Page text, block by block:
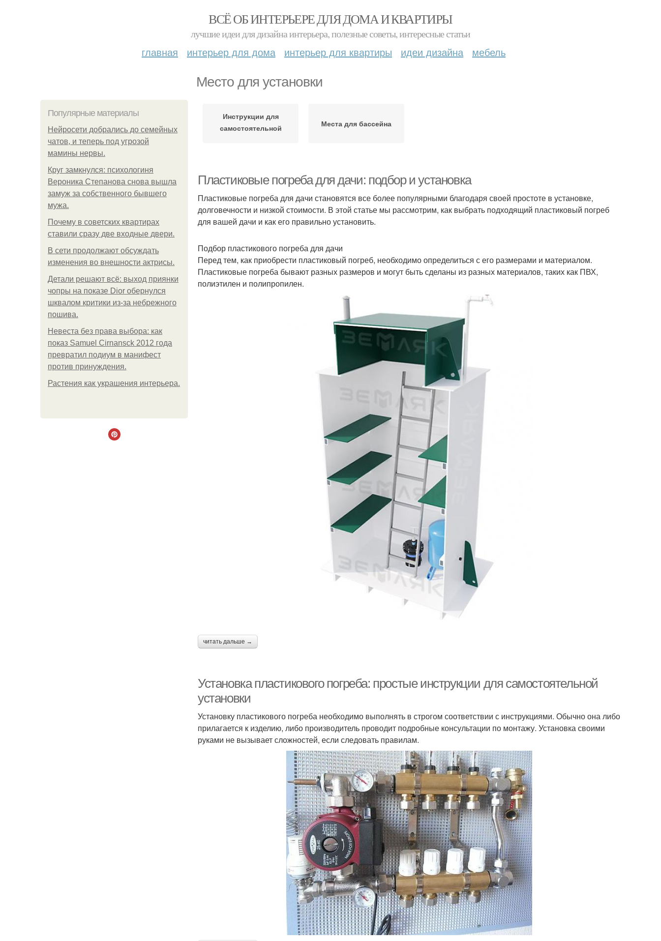
ВСЁ ОБ ИНТЕРЬЕРЕ ДЛЯ ДОМА И КВАРТИРЫ
лучшие идеи для дизайна интерьера, полезные советы, интересные статьи
главная интерьер для дома интерьер для квартиры идеи дизайна мебель
Место для установки
Популярные материалы
Нейросети добрались до семейных
чатов, и теперь под угрозой
мамины нервы.
Круг замкнулся: психологиня
Вероника Степанова снова вышла
замуж за собственного бывшего
мужа.
Почему в советских квартирах
ставили сразу две входные двери.
В сети продолжают обсуждать
изменения во внешности актрисы.
Детали решают всё: выход приянки
чопры на показе Dior обернулся
шквалом критики из-за небрежного
пошива.
Невеста без права выбора: как
показ Samuel Cirnansck 2012 года
превратил подиум в манифест
против принуждения.
Растения как украшения интерьера.
Инструкции для
самостоятельной
Места для бассейна
Пластиковые погреба для дачи: подбор и установка
Пластиковые погреба для дачи становятся все более популярными благодаря своей простоте в установке,
долговечности и низкой стоимости. В этой статье мы рассмотрим, как выбрать подходящий пластиковый погреб
для вашей дачи и как его правильно установить.
Подбор пластикового погреба для дачи
Перед тем, как приобрести пластиковый погреб, необходимо определиться с его размерами и материалом.
Пластиковые погреба бывают разных размеров и могут быть сделаны из разных материалов, таких как ПВХ,
полиэтилен и полипропилен.
читать дальше →
Установка пластикового погреба: простые инструкции для самостоятельной
установки
Установку пластикового погреба необходимо выполнять в строгом соответствии с инструкциями. Обычно она либо
прилагается к изделию, либо производитель проводит подробные консультации по монтажу. Установка своими
руками не вызывает сложностей, если следовать правилам.